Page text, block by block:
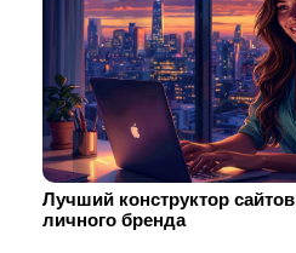
Лучший конструктор
личного бренда